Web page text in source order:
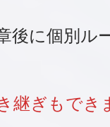
後に個別ル
継ぎもでき